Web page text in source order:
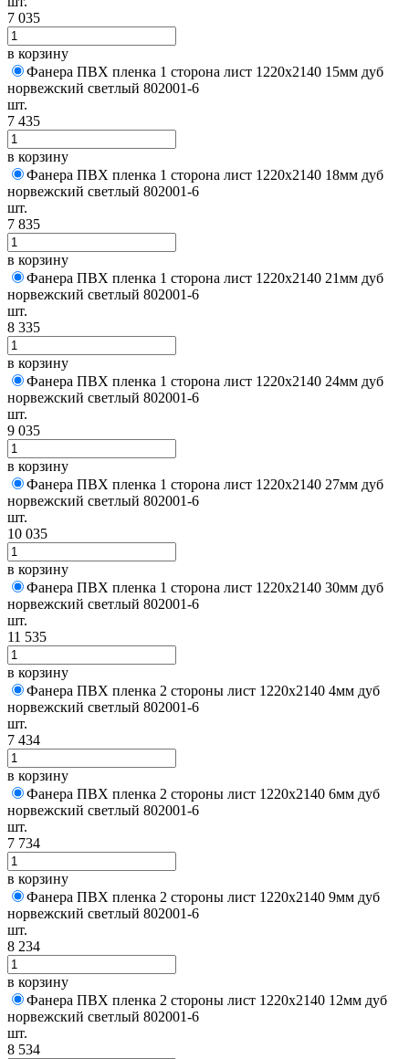
7 035
в корзину
Фанера ПВХ пленка 1 сторона лист 1220х2140 15мм дуб
норвежский светлый 802001-6
шт.
7 435
в корзину
Фанера ПВХ пленка 1 сторона лист 1220х2140 18мм дуб
норвежский светлый 802001-6
шт.
7 835
в корзину
Фанера ПВХ пленка 1 сторона лист 1220х2140 21мм дуб
норвежский светлый 802001-6
шт.
8 335
в корзину
Фанера ПВХ пленка 1 сторона лист 1220х2140 24мм дуб
норвежский светлый 802001-6
шт.
9 035
в корзину
Фанера ПВХ пленка 1 сторона лист 1220х2140 27мм дуб
норвежский светлый 802001-6
шт.
10 035
в корзину
Фанера ПВХ пленка 1 сторона лист 1220х2140 30мм дуб
норвежский светлый 802001-6
шт.
11 535
в корзину
Фанера ПВХ пленка 2 стороны лист 1220х2140 4мм дуб
норвежский светлый 802001-6
шт.
7 434
в корзину
Фанера ПВХ пленка 2 стороны лист 1220х2140 6мм дуб
норвежский светлый 802001-6
шт.
7 734
в корзину
Фанера ПВХ пленка 2 стороны лист 1220х2140 9мм дуб
норвежский светлый 802001-6
шт.
8 234
в корзину
Фанера ПВХ пленка 2 стороны лист 1220х2140 12мм дуб
норвежский светлый 802001-6
шт.
8 534